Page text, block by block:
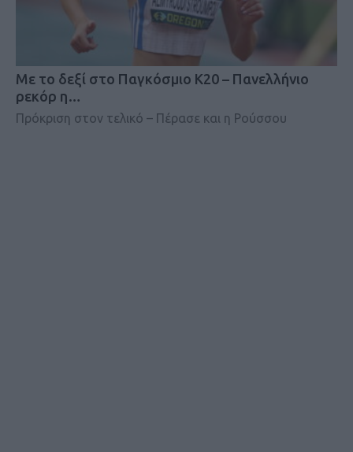
Mε το δεξί στο Παγκόσμιο Κ20 – Πανελλήνιο
ρεκόρ η…
Πρόκριση στον τελικό – Πέρασε και η Ρούσσου